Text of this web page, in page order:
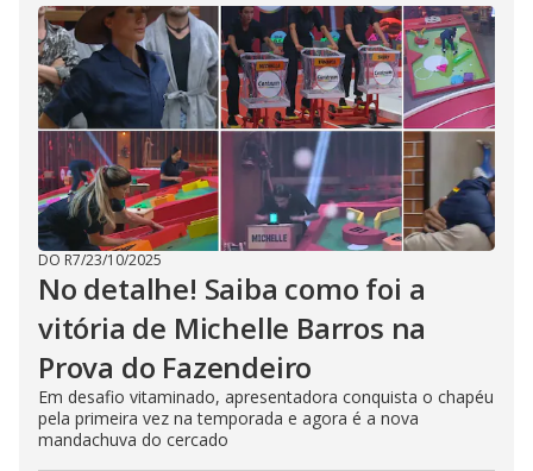
DO R7/23/10/2025
No detalhe! Saiba como foi a
vitória de Michelle Barros na
Prova do Fazendeiro
Em desafio vitaminado, apresentadora conquista o chapéu
pela primeira vez na temporada e agora é a nova
mandachuva do cercado